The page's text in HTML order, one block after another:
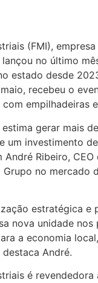
(FMI),
no último
estado desde
recebeu o
empilhadeiras
gerar mais
um investimento
Ribeiro,
no mercado
estratégica
nova unidade
a economia
André.
é